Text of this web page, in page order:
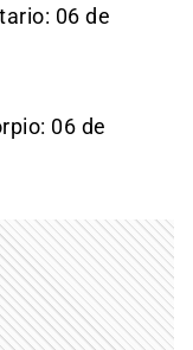
06 de
06 de